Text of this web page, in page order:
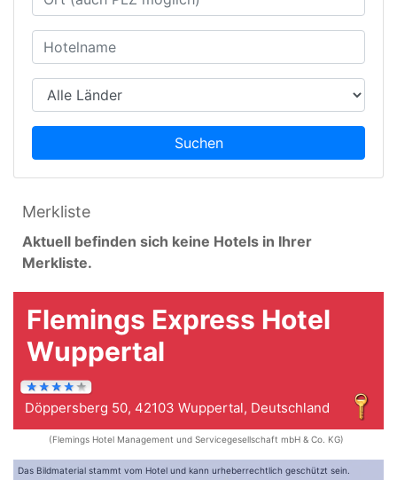
Suchen
Merkliste
Aktuell befinden sich keine Hotels in Ihrer
Merkliste.
Flemings Express Hotel
Wuppertal
Döppersberg 50, 42103 Wuppertal, Deutschland
(Flemings Hotel Management und Servicegesellschaft mbH & Co. KG)
Das Bildmaterial stammt vom Hotel und kann urheberrechtlich geschützt sein.